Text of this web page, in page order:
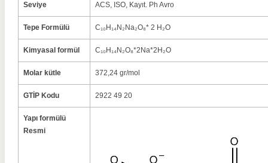
Seviye ACS, ISO, Kayıt. Ph Avro
Tepe Formülü C₁₀H₁₄N₂Na₂O₈* 2 H₂O
Kimyasal formül C₁₀H₁₄N₂O₈*2Na*2H₂O
Molar kütle 372,24 gr/mol
GTİP Kodu 2922 49 20
Yapı formülü
Resmi